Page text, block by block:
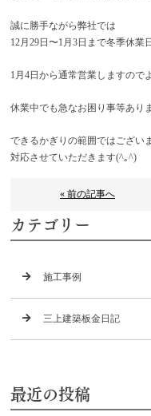
誠に勝手ながら弊社では
12月29日〜1月3日まで冬季休業
1月4日から通常営業しますので
休業中でも急なお困り事等あり
できるかぎりの範囲ではござい
対応させていただきます(^｡^)
« 前の記事へ
カテゴリー
施工事例
三上建築板金日記
最近の投稿